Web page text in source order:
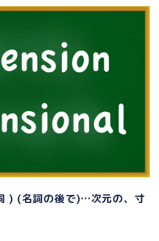
) (名詞の後で)…次元の、寸